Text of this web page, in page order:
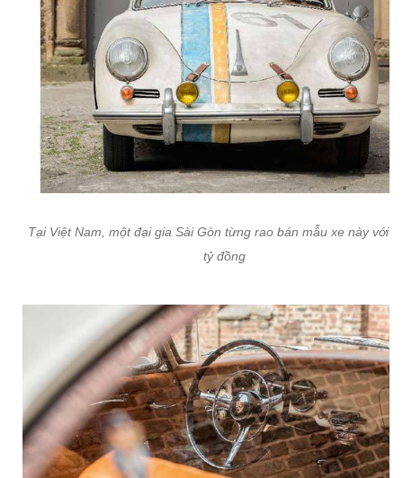
Tại Việt Nam, một đại gia Sài Gòn từng rao bán mẫu xe này với
tỷ đồng